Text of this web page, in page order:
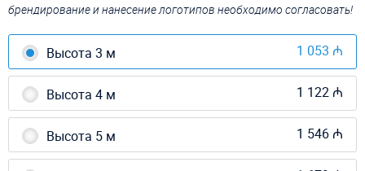
брендирование и нанесение логотипов необходимо согласовать!
Высота 3 м 1 053 ₼
Высота 4 м 1 122 ₼
Высота 5 м 1 546 ₼